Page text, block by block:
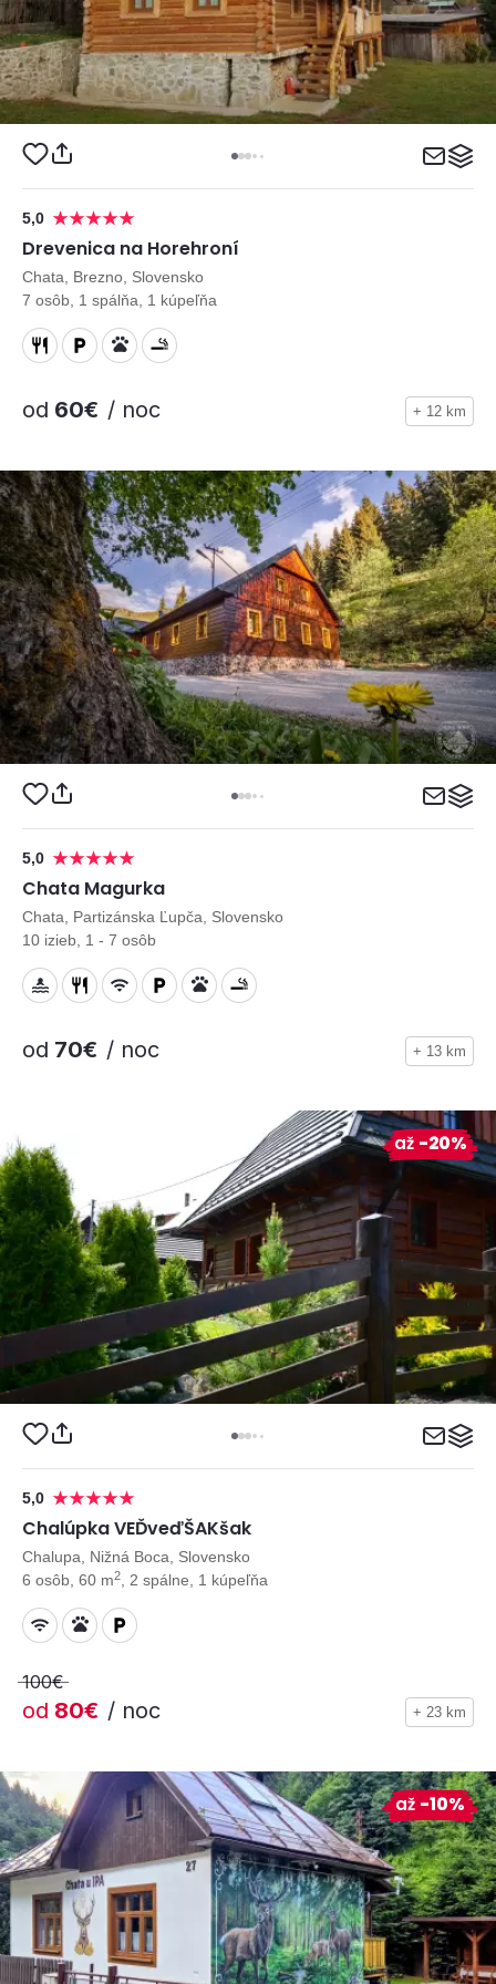
5,0
Drevenica na Horehroní
Chata, Brezno, Slovensko
7 osôb, 1 spálňa, 1 kúpeľňa
od 60€ / noc + 12 km
5,0
Chata Magurka
Chata, Partizánska Ľupča, Slovensko
10 izieb, 1 - 7 osôb
od 70€ / noc + 13 km
5,0
Chalúpka VEĎveďŠAKšak
Chalupa, Nižná Boca, Slovensko
6 osôb, 60 m2 , 2 spálne, 1 kúpeľňa
100€
od 80€ / noc
až -20%
+ 23 km
až -10%